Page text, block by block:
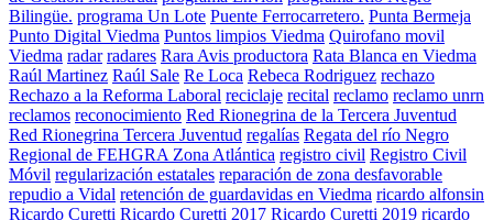
Bilingüe. programa Un Lote Puente Ferrocarretero. Punta Bermeja
Punto Digital Viedma Puntos limpios Viedma Quirofano movil
Viedma radar radares Rara Avis productora Rata Blanca en Viedma
Raúl Martinez Raúl Sale Re Loca Rebeca Rodriguez rechazo
Rechazo a la Reforma Laboral reciclaje recital reclamo reclamo unrn
reclamos reconocimiento Red Rionegrina de la Tercera Juventud
Red Rionegrina Tercera Juventud regalías Regata del río Negro
Regional de FEHGRA Zona Atlántica registro civil Registro Civil
Móvil regularización estatales reparación de zona desfavorable
repudio a Vidal retención de guardavidas en Viedma ricardo alfonsin
Ricardo Curetti Ricardo Curetti 2017 Ricardo Curetti 2019 ricardo